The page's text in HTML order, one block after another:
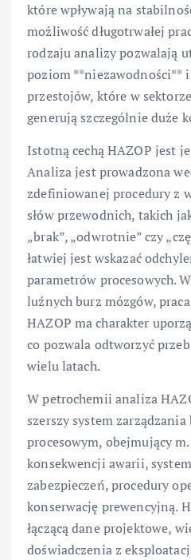
które wpływają na
możliwość długotrwałej
rodzaju analizy pozwalają
poziom **niezawodności**
przestojów, które w
generują szczególnie duże
Istotną cechą HAZOP jest
Analiza jest prowadzona
zdefiniowanej procedury z
słów przewodnich, takich
„brak”, „odwrotnie” czy
łatwiej jest wskazać
parametrów procesowych.
luźnych burz mózgów,
HAZOP ma charakter
co pozwala odtworzyć
wielu latach.
W petrochemii analiza
szerszy system
procesowym, obejmujący
konsekwencji awarii,
zabezpieczeń, procedury
konserwację prewencyjną.
łączącą dane projektowe,
doświadczenia z